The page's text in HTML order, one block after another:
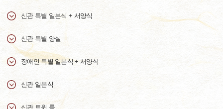
신관 특별 일본식 + 서양식
신관 특별 양실
장애인 특별 일본식 + 서양식
신관 일본식
신관 트윈 룸